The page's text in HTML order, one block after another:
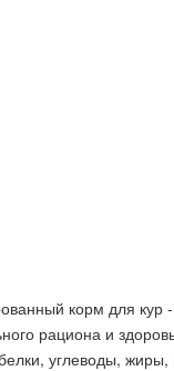
корм для кур
рациона и
углеводы,